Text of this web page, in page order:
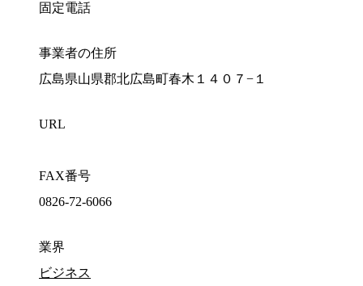
固定電話
事業者の住所
広島県山県郡北広島町春木１４０７−１
URL
FAX番号
0826-72-6066
業界
ビジネス